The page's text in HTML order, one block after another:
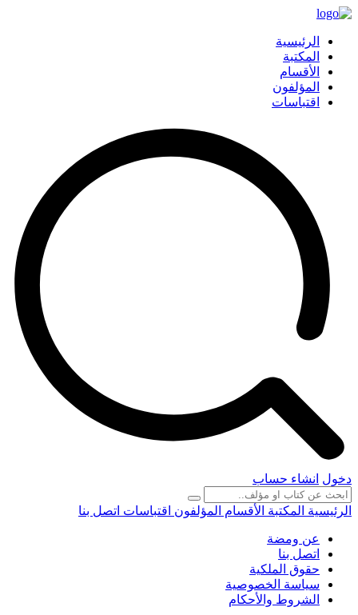
الرئيسية
المكتبة
الأقسام
المؤلفون
اقتباسات
دخول انشاء حساب
الرئيسية المكتبة الأقسام المؤلفون اقتباسات اتصل بنا
عن ومضة
اتصل بنا
حقوق الملكية
سياسة الخصوصية
الشروط والأحكام